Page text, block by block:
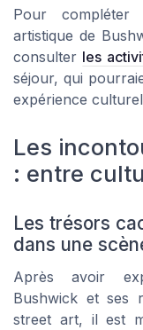
Pour compléter
artistique de
consulter les
séjour, qui
expérience
Les
: entre
Les trésors
dans une
Après avoir
Bushwick et ses
street art, il est